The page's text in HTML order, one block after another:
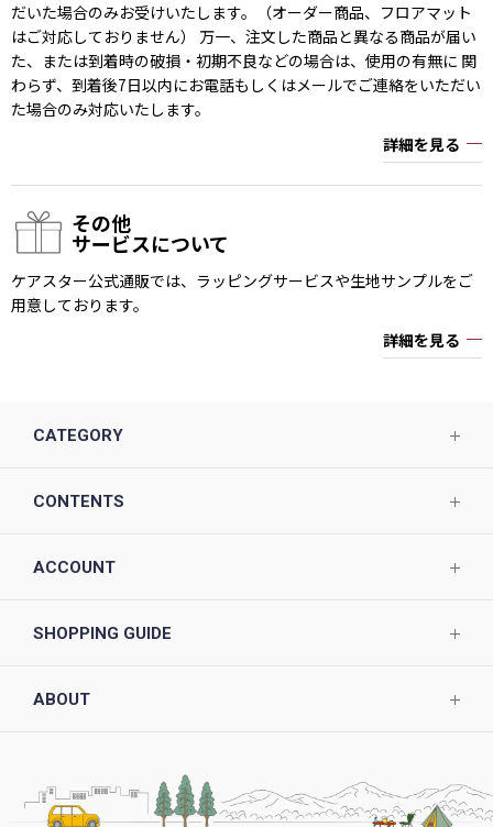
だいた場合のみお受けいたします。（オーダー商品、フロアマット
はご対応しておりません） 万一、注文した商品と異なる商品が届い
た、または到着時の破損・初期不良などの場合は、使用の有無に 関
わらず、到着後7日以内にお電話もしくはメールでご連絡をいただい
た場合のみ対応いたします。
詳細を見る
その他
サービスについて
ケアスター公式通販では、ラッピングサービスや生地サンプルをご
用意しております。
詳細を見る
CATEGORY
CONTENTS
ACCOUNT
SHOPPING GUIDE
ABOUT